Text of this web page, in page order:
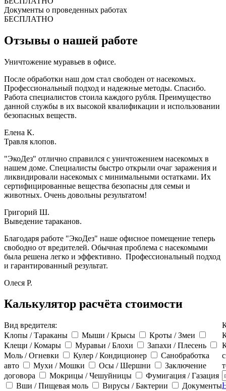
Документы о проведенных работах
БЕСПЛАТНО
Отзывы о нашей работе
Уничтожение муравьев в офисе.
После обработки наш дом стал свободен от насекомых.
Профессиональный подход и надежные методы. Спасибо.
Работа специалистов стоила каждого рубля. Преимущество
данной службы в их высокой квалификации и использовании
безопасных веществ.
Елена К.
Травля клопов.
"ЭкоДез" отлично справился с уничтожением насекомых в
нашем доме. Специалисты быстро открыли очаг заражения и
ликвидировали насекомых с минимальными остатками. Их
сертифицированные вещества безопасны для семьи и
животных. Очень довольны результатом!
Григорий Ш.
Выведение тараканов.
Благодаря работе "ЭкоДез" наше офисное помещение теперь
свободно от вредителей. Обычная проблема с насекомыми
была решена легко и эффективно. Профессиональный подход
и гарантированный результат.
Олеся Р.
Калькулятор расчёта стоимости
Вид вредителя:
Клопы / Тараканы
Мыши / Крысы
Кроты / Змеи
Клещи / Комары
Муравьи / Блохи
Запахи / Плесень
Моль / Огневки
Кулер / Кондиционер
Санобработка
авто
Мухи / Мошки Осы / Шершни
Заключение
договора
Мокрицы / Чешуйницы
Фумигация / Газация
Вши / Пищевая моль
Вирусы / Бактерии
Документы